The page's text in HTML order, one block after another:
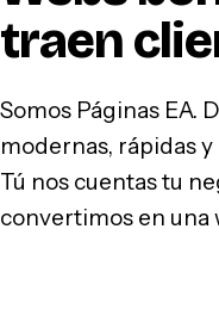
traen
Somos Páginas EA.
modernas, rápidas
Tú nos cuentas tu
convertimos en una